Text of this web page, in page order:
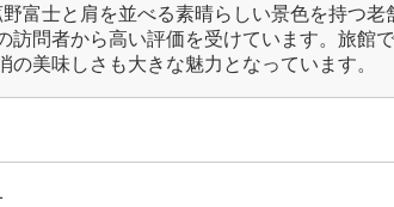
富士と肩を並べる素晴らしい景色を持つ
訪問者から高い評価を受けています。旅館
の美味しさも大きな魅力となっています。